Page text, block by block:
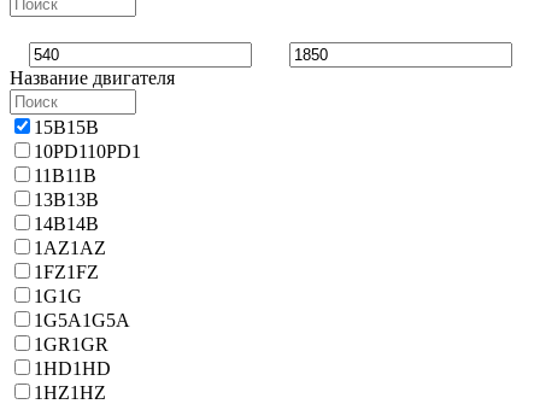
Название двигателя
15B15B
10PD110PD1
11B11B
13B13B
14B14B
1AZ1AZ
1FZ1FZ
1G1G
1G5A1G5A
1GR1GR
1HD1HD
1HZ1HZ